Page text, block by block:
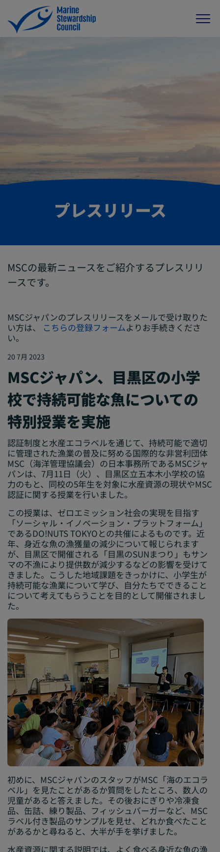
プレスリリース
MSCの最新ニュースをご紹介するプレスリリ
ースです。
MSCジャパンのプレスリリースをメールで受け取りた
い方は、
こちらの登録フォームよりお手続きくださ
い。
20 7月 2023
MSCジャパン、目黒区の小学
校で持続可能な魚についての
特別授業を実施
認証制度と水産エコラベルを通じて、持続可能で適切
に管理された漁業の普及に努める国際的な非営利団体
MSC（海洋管理協議会）の日本事務所であるMSCジャ
パンは、7月11日（火）、目黒区立五本木小学校の協
力のもと、同校の5年生を対象に水産資源の現状やMSC
認証に関する授業を行いました。
この授業は、ゼロエミッション社会の実現を目指す
「ソーシャル・イノベーション・プラットフォーム」
であるDO!NUTS TOKYOとの共催によるものです。近
年、身近な魚の漁獲量の減少について報じられます
が、目黒区で開催される「目黒のSUNまつり」もサン
マの不漁により提供数が減少するなどの影響を受けて
きました。こうした地域課題をきっかけに、小学生が
持続可能な漁業について学び、自分たちでできること
について考えてもらうことを目的として開催されまし
た。
初めに、MSCジャパンのスタッフがMSC「海のエコラ
ベル」を見たことがあるか質問をしたところ、数人の
児童があると答えました。その後おにぎりや冷凍食
品、缶詰、練り製品、フィッシュバーガーなど、MSC
ラベル付き製品のサンプルを見せ、どれか食べたこと
があるかと尋ねると、大半が手を挙げました。
水産資源に関する説明では、よく食べる身近な魚の漁